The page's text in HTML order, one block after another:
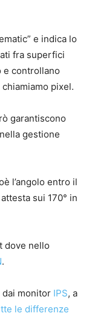
e indica lo
fra superfici
controllano
pixel.
garantiscono
gestione
l’angolo entro il
sui 170° in
dove nello
.
dai monitor IPS, a
le differenze